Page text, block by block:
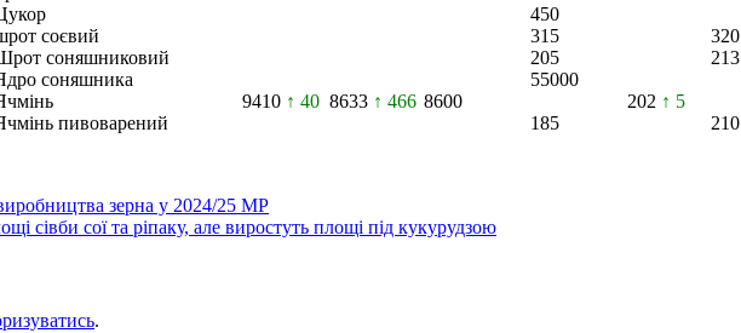
450
соєвий
315
320
соняшниковий
205
213
соняшника
55000
9410 ↑ 40 8633 ↑ 466 8600 202 ↑ 5
пивоварений
185
210
зерна у 2024/25 МР
сівби сої та ріпаку, але виростуть площі під кукурудзою
.